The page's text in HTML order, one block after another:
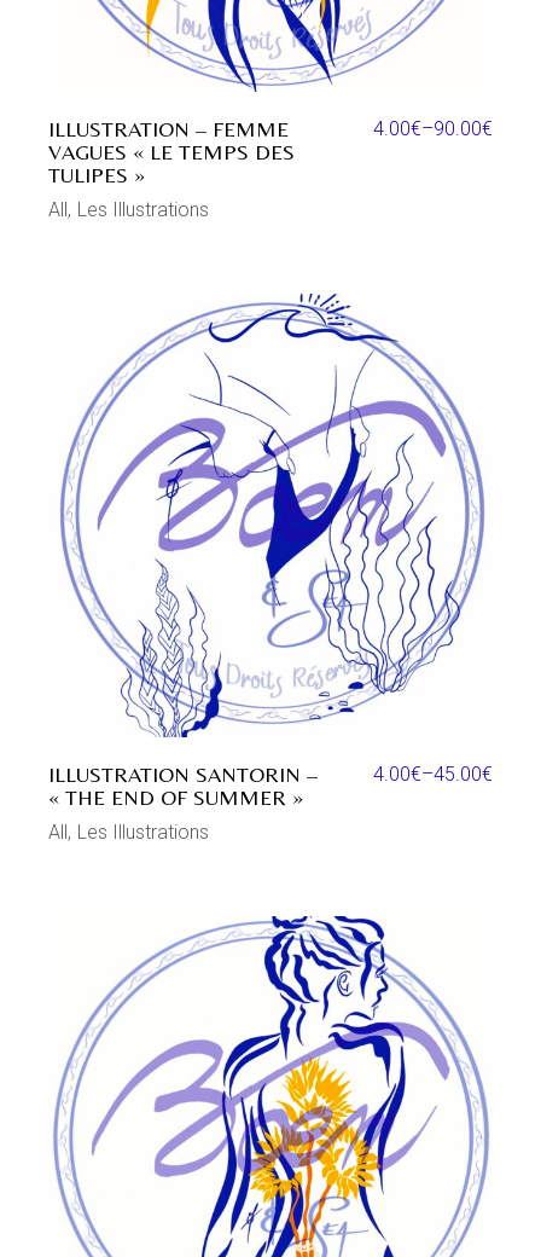
ILLUSTRATION – FEMME
VAGUES « LE TEMPS DES
TULIPES »
4.00€–90.00€
All Les Illustrations
ILLUSTRATION SANTORIN –
« THE END OF SUMMER »
4.00€–45.00€
All Les Illustrations